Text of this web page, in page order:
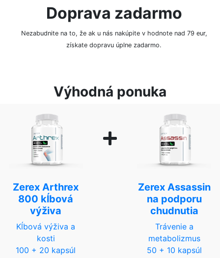
Doprava zadarmo
Nezabudnite na to, že ak u nás nakúpite v hodnote nad 79 eur,
získate dopravu úplne zadarmo.
Výhodná ponuka
Zerex Arthrex
800 kĺbová
výživa
Kĺbová výživa a
kosti
100 + 20 kapsúl
Zerex Assassin
na podporu
chudnutia
Trávenie a
metabolizmus
50 + 10 kapsúl